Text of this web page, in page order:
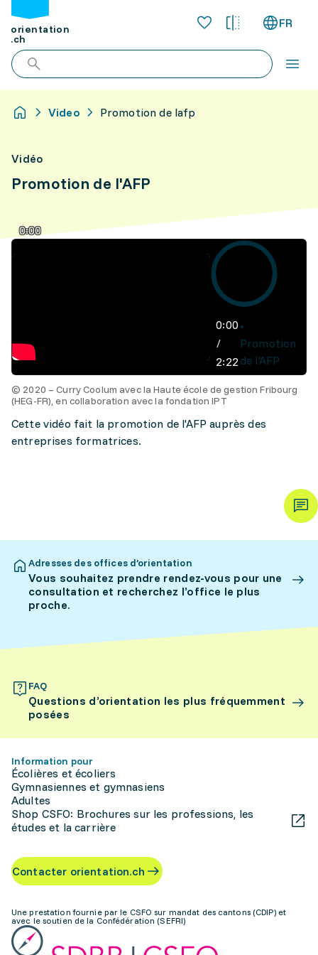
orientation
.ch
FR
Video Promotion de lafp
Vidéo
Promotion de l'AFP
0:00
0:00
/
2:22
Promotion
de l'AFP
© 2020 – Curry Coolum avec la Haute école de gestion Fribourg
(HEG-FR), en collaboration avec la fondation IPT
Cette vidéo fait la promotion de l'AFP auprès des
entreprises formatrices.
Adresses des offices d’orientation
Vous souhaitez prendre rendez-vous pour une
consultation et recherchez l’office le plus
proche.
FAQ
Questions d’orientation les plus fréquemment
posées
Information pour
Écolières et écoliers
Gymnasiennes et gymnasiens
Adultes
Shop CSFO: Brochures sur les professions, les
études et la carrière
Contacter orientation.ch
Une prestation fournie par le CSFO sur mandat des cantons (CDIP) et
avec le soutien de la Confédération (SEFRI)